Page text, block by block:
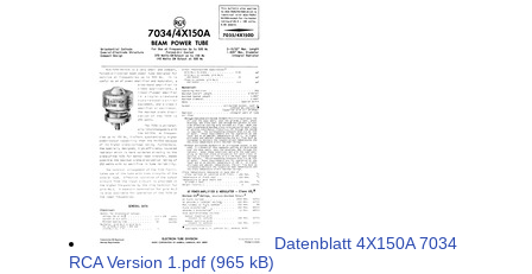
Datenblatt 4X150A 7034
RCA Version 1.pdf (965 kB)